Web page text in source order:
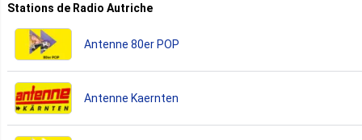
Stations de Radio Autriche
Antenne 80er POP
Antenne Kaernten